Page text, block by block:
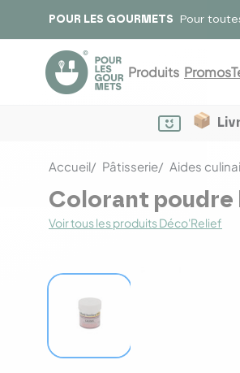
POUR LES GOURMETS Pour
Produits Promos
Accueil Pâtisserie Aides
Colorant poudre
Voir tous les produits Déco'Relief